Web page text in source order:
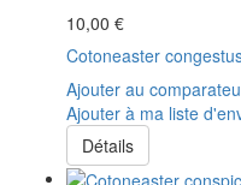
10,00 €
Cotoneaster
Ajouter au
Ajouter à ma liste
Détails